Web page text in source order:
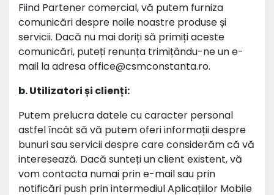
Fiind Partener comercial, vă putem furniza
comunicări despre noile noastre produse și
servicii. Dacă nu mai doriți să primiți aceste
comunicări, puteți renunța trimițându-ne un e-
mail la adresa office@csmconstanta.ro.
b. Utilizatori și clienți:
Putem prelucra datele cu caracter personal
astfel încât să vă putem oferi informații despre
bunuri sau servicii despre care considerăm că vă
interesează. Dacă sunteți un client existent, vă
vom contacta numai prin e-mail sau prin
notificări push prin intermediul Aplicațiilor Mobile